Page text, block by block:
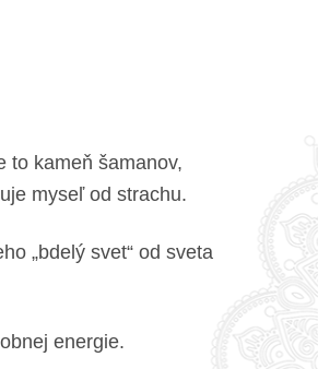
to kameň šamanov,
myseľ od strachu.
„bdelý svet“ od sveta
energie.